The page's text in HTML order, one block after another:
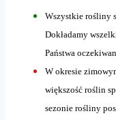
Wszystkie rośliny
Dokładamy
Państwa
W okresie
większość roślin
sezonie rośliny